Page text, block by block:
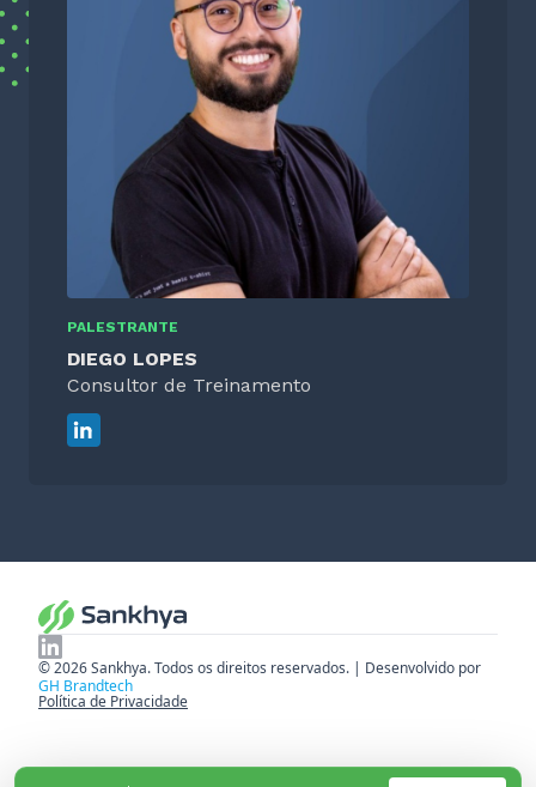
PALESTRANTE
DIEGO LOPES
Consultor de Treinamento
© 2026 Sankhya. Todos os direitos reservados. | Desenvolvido por
GH Brandtech
Política de Privacidade